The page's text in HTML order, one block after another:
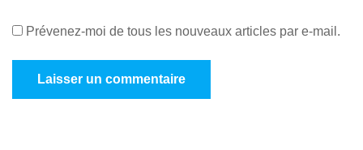
Prévenez-moi de tous les nouveaux articles par e-mail.